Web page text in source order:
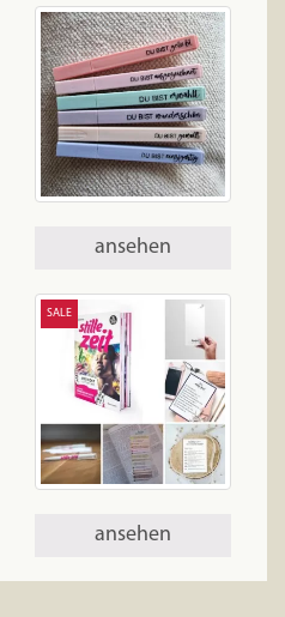
ansehen
SALE
ansehen